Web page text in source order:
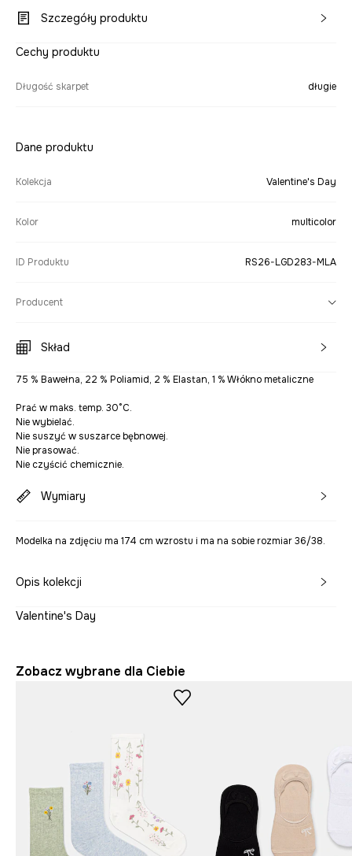
Szczegóły produktu
Cechy produktu
Długość skarpet długie
Dane produktu
Kolekcja Valentine's Day
Kolor multicolor
ID Produktu RS26-LGD283-MLA
Producent
Skład
75 % Bawełna, 22 % Poliamid, 2 % Elastan, 1 % Włókno metaliczne
Prać w maks. temp. 30°C.
Nie wybielać.
Nie suszyć w suszarce bębnowej.
Nie prasować.
Nie czyścić chemicznie.
Wymiary
Modelka na zdjęciu ma 174 cm wzrostu i ma na sobie rozmiar 36/38.
Opis kolekcji
Valentine's Day
Zobacz wybrane dla Ciebie